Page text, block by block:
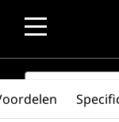
SEARCH